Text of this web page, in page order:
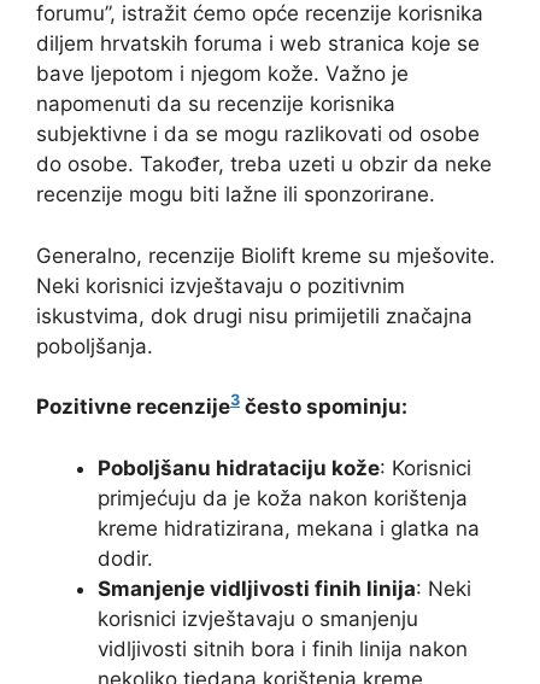
forumu”, istražit ćemo opće recenzije korisnika
diljem hrvatskih foruma i web stranica koje se
bave ljepotom i njegom kože. Važno je
napomenuti da su recenzije korisnika
subjektivne i da se mogu razlikovati od osobe
do osobe. Također, treba uzeti u obzir da neke
recenzije mogu biti lažne ili sponzorirane.
Generalno, recenzije Biolift kreme su mješovite.
Neki korisnici izvještavaju o pozitivnim
iskustvima, dok drugi nisu primijetili značajna
poboljšanja.
Pozitivne recenzije3 često spominju:
Poboljšanu hidrataciju kože: Korisnici
primjećuju da je koža nakon korištenja
kreme hidratizirana, mekana i glatka na
dodir.
Smanjenje vidljivosti finih linija: Neki
korisnici izvještavaju o smanjenju
vidljivosti sitnih bora i finih linija nakon
nekoliko tjedana korištenja kreme.